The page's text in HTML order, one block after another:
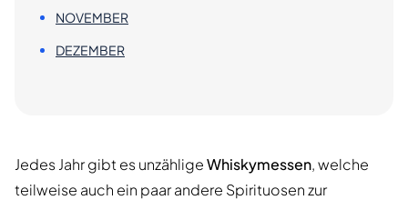
NOVEMBER
DEZEMBER
Jedes Jahr gibt es unzähligeWhiskymessen, welche
teilweise auch ein paar andere Spirituosen zur